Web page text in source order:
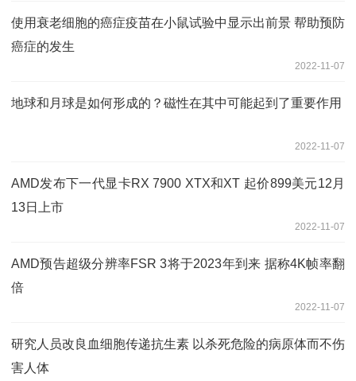
使用衰老细胞的癌症疫苗在小鼠试验中显示出前景 帮助预防
癌症的发生
2022-11-07
地球和月球是如何形成的？磁性在其中可能起到了重要作用
2022-11-07
AMD发布下一代显卡RX 7900 XTX和XT 起价899美元12月
13日上市
2022-11-07
AMD预告超级分辨率FSR 3将于2023年到来 据称4K帧率翻
倍
2022-11-07
研究人员改良血细胞传递抗生素 以杀死危险的病原体而不伤
害人体